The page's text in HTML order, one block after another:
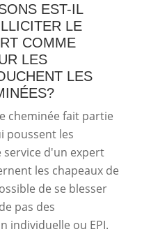
EST-IL
LE
COMME
LES
LES
cheminée fait partie
poussent les
d'un expert
les chapeaux de
de se blesser
pas des
individuelle ou EPI.